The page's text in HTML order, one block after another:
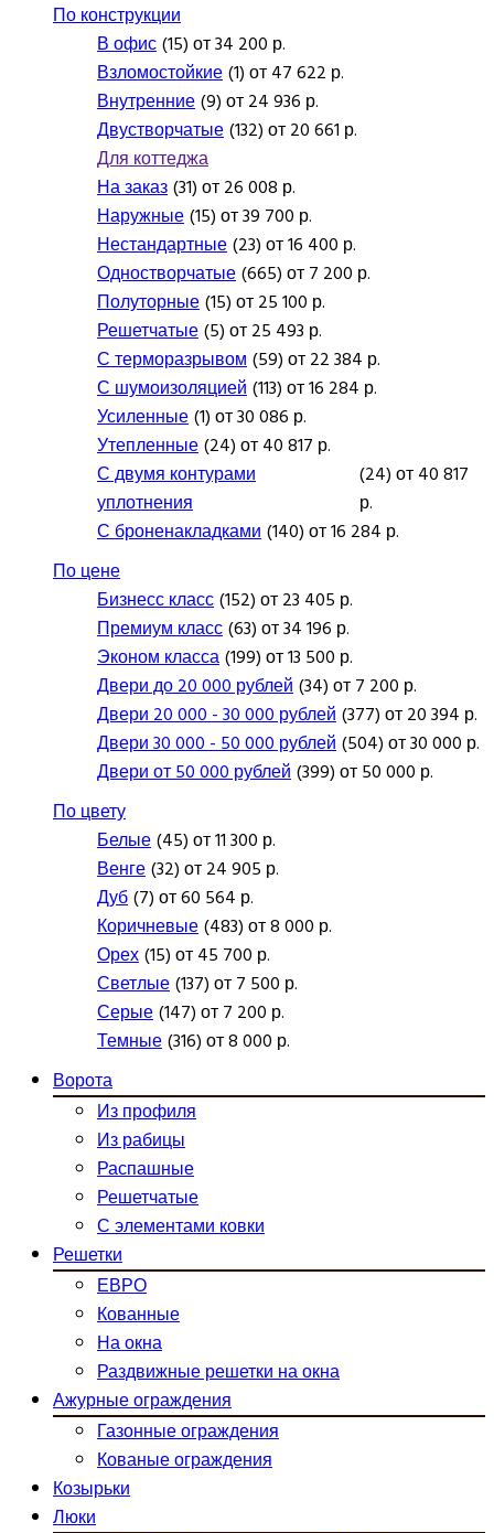
По конструкции
В офис(15) от 34 200 р.
Взломостойкие(1) от 47 622 р.
Внутренние(9) от 24 936 р.
Двустворчатые(132) от 20 661 р.
Для коттеджа
На заказ(31) от 26 008 р.
Наружные(15) от 39 700 р.
Нестандартные(23) от 16 400 р.
Одностворчатые(665) от 7 200 р.
Полуторные(15) от 25 100 р.
Решетчатые(5) от 25 493 р.
С терморазрывом(59) от 22 384 р.
С шумоизоляцией(113) от 16 284 р.
Усиленные(1) от 30 086 р.
Утепленные(24) от 40 817 р.
С двумя контурами
уплотнения
(24) от 40 817
р.
С броненакладками(140) от 16 284 р.
По цене
Бизнесс класс(152) от 23 405 р.
Премиум класс(63) от 34 196 р.
Эконом класса(199) от 13 500 р.
Двери до 20 000 рублей(34) от 7 200 р.
Двери 20 000 - 30 000 рублей(377) от 20 394 р.
Двери 30 000 - 50 000 рублей(504) от 30 000 р.
Двери от 50 000 рублей(399) от 50 000 р.
По цвету
Белые(45) от 11 300 р.
Венге(32) от 24 905 р.
Дуб(7) от 60 564 р.
Коричневые(483) от 8 000 р.
Орех(15) от 45 700 р.
Светлые(137) от 7 500 р.
Серые(147) от 7 200 р.
Темные(316) от 8 000 р.
Ворота
Из профиля
Из рабицы
Распашные
Решетчатые
С элементами ковки
Решетки
ЕВРО
Кованные
На окна
Раздвижные решетки на окна
Ажурные ограждения
Газонные ограждения
Кованые ограждения
Козырьки
Люки